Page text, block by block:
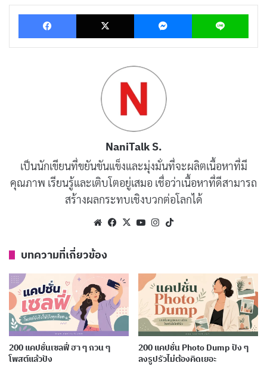
ตัวอย่างแคปชั่นตลก 2569
ความรักเหมือนการสอบ ตั้งใจติวแต่
สุดท้ายตกอยู่ดี
คัดลอก
ฉันบอกมันว่า ชู่ว
ชีวิตเหมือนwifi ต่อได้ แต่ไม่มีสัญญาณ คัดลอก
รักแท้แพ้ระยะทาง แต่รักนานๆ แพ้คน
ใกล้ชิด
คัดลอก
Facebook X Messenger Line
NaniTalk S.
เป็นนักเขียนที่ขยันขันแข็งและมุ่งมั่นที่จะผลิตเนื้อหาที่มี
คุณภาพ เรียนรู้และเติบโตอยู่เสมอ เชื่อว่าเนื้อหาที่ดีสามารถ
สร้างผลกระทบเชิงบวกต่อโลกได้
WebsiteFacebook
X YouTubeInstagram
บทความที่เกี่ยวข้อง
200 แคปชั่นเซลฟี่ ฮา ๆ กวน ๆ
โพสต์แล้วปัง
200 แคปชั่น Photo Dump ปัง ๆ
ลงรูปรัวไม่ต้องคิดเยอะ